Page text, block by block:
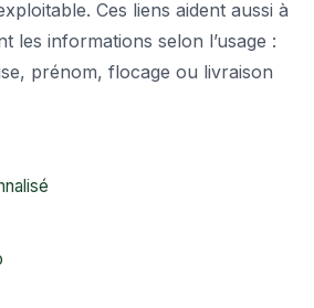
Ces liens aident aussi à
les informations selon l’usage :
prénom, flocage ou livraison